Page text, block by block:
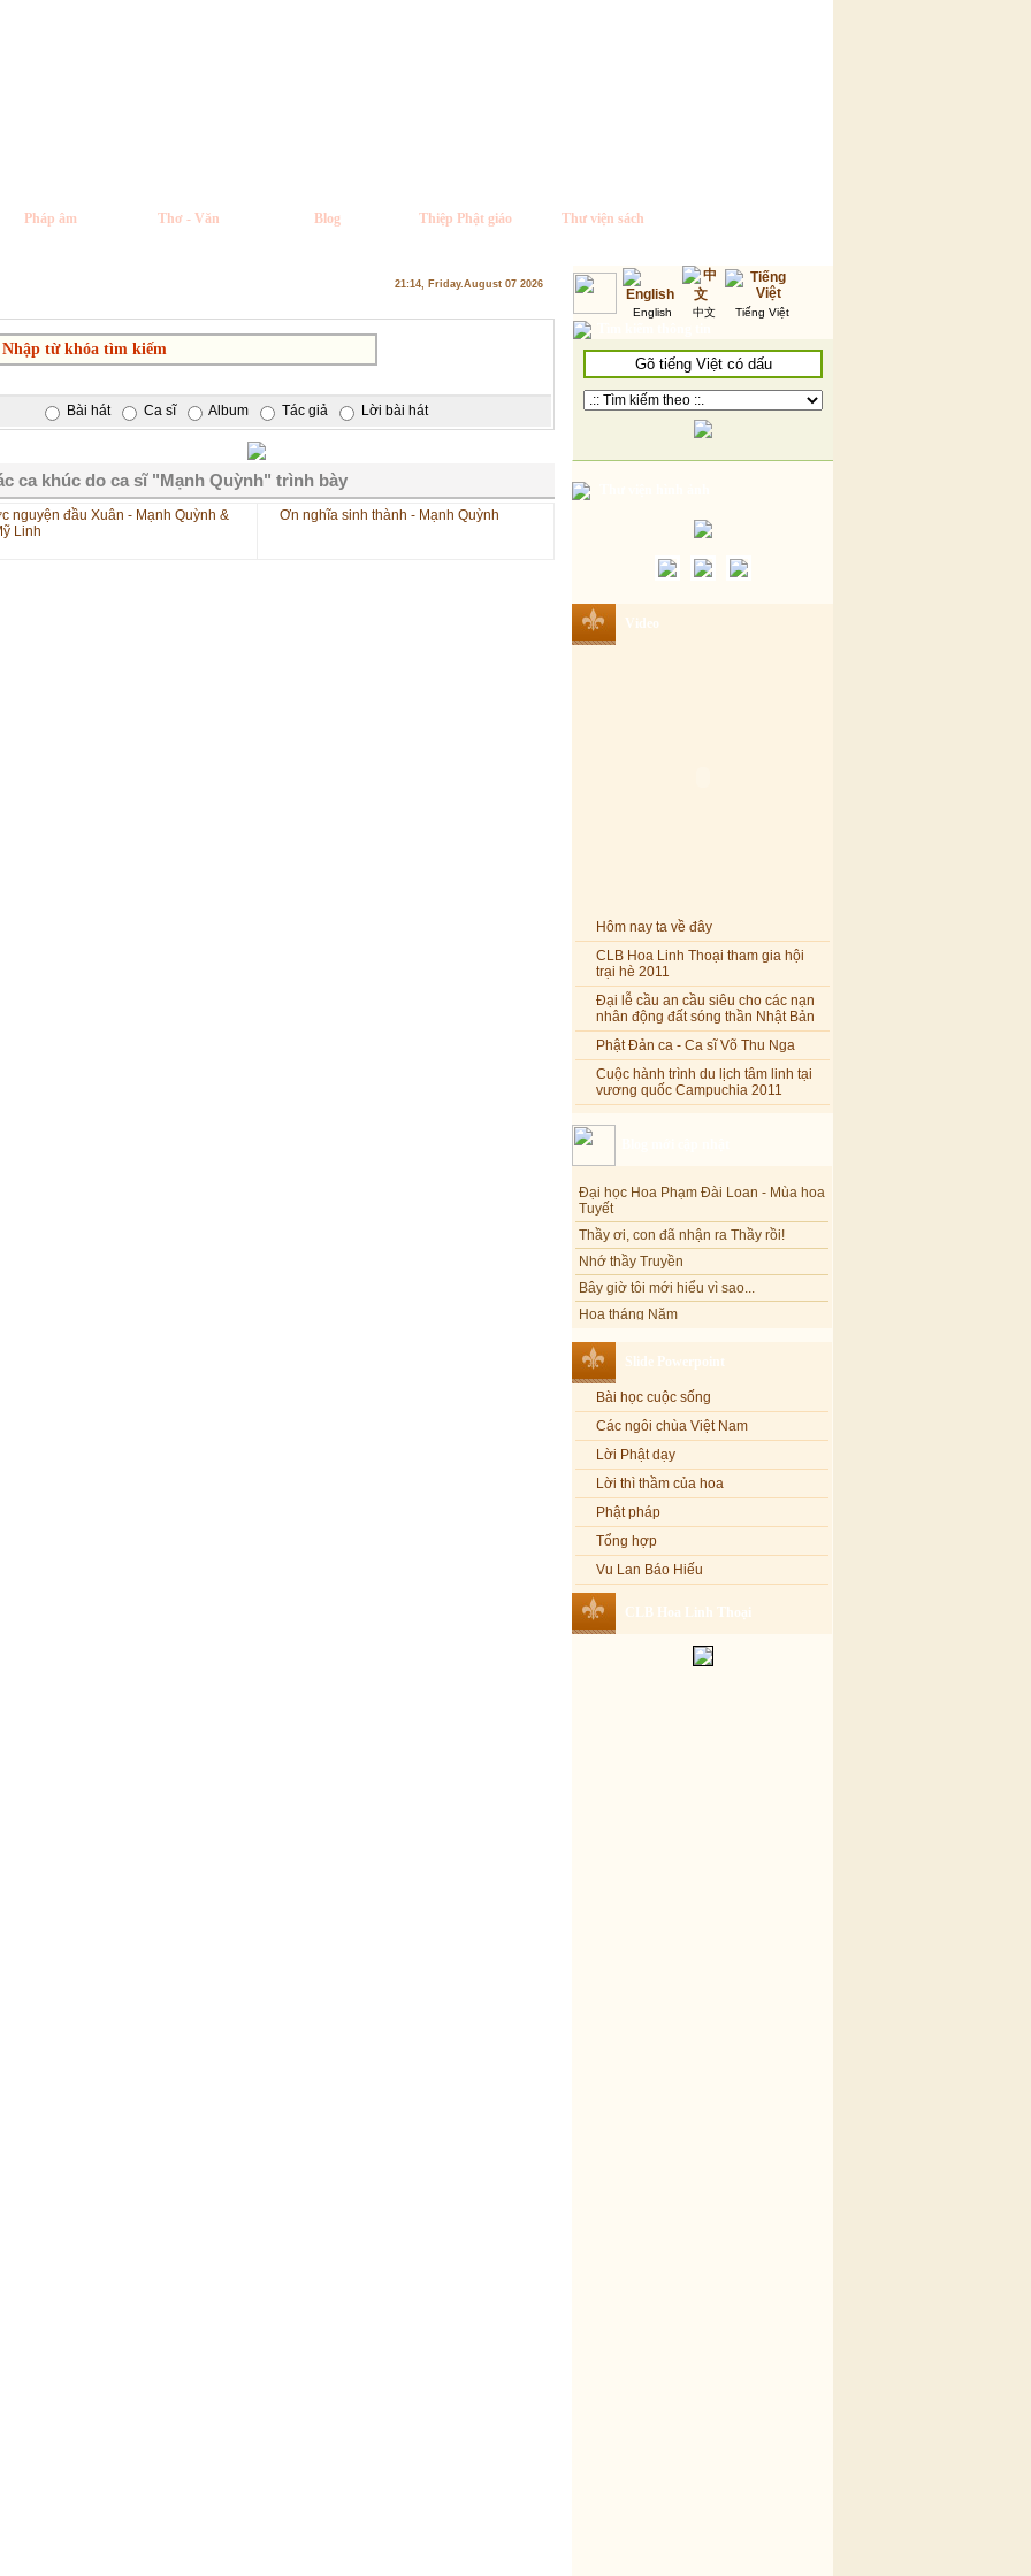
Pháp âm Thơ - Văn Blog Thiệp Phật giáo Thư viện sách
21:14, Friday.August 07 2026
Bài hát Ca sĩ Album Tác giả Lời bài hát
ca khúc do ca sĩ "Mạnh Quỳnh" trình bày
nguyện đầu Xuân - Mạnh Quỳnh &
Linh
Ơn nghĩa sinh thành - Mạnh Quỳnh
English 中文 Tiếng Việt
Video
Hôm nay ta về đây
CLB Hoa Linh Thoại tham gia hội
trại hè 2011
Đại lễ cầu an cầu siêu cho các nạn
nhân động đất sóng thần Nhật Bản
Phật Đản ca - Ca sĩ Võ Thu Nga
Cuộc hành trình du lịch tâm linh tại
vương quốc Campuchia 2011
Tuyết
Thầy ơi, con đã nhận ra Thầy rồi!
Nhớ thầy Truyền
Bây giờ tôi mới hiểu vì sao...
Hoa tháng Năm
Tôi mắc nợ ông Sáu
Đi tìm vũ khúc mùa hè
Mơ màng Phật dạy....
Lời thú tội của chị gái nhỏ nhen
Slide Powerpoint
Bài học cuộc sống
Các ngôi chùa Việt Nam
Lời Phật dạy
Lời thì thầm của hoa
Phật pháp
Tổng hợp
Vu Lan Báo Hiếu
CLB Hoa Linh Thoại